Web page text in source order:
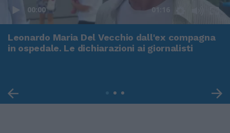
00:00 01:16
Leonardo Maria Del Vecchio dall'ex compagna
in ospedale. Le dichiarazioni ai giornalisti